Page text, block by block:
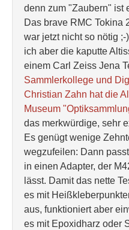
denn zum "Zaubern" ist
Das brave RMC Tokina
war jetzt nicht so nötig
ich aber die kaputte
einem Carl Zeiss Jena
Sammlerkollege und
Christian Zahn hat die
Museum
das merkwürdige, sehr
Es genügt wenige
wegzufeilen: Dann
in einen Adapter, der
lässt. Damit das nette
es mit
aus, funktioniert aber
es mit Epoxidharz oder